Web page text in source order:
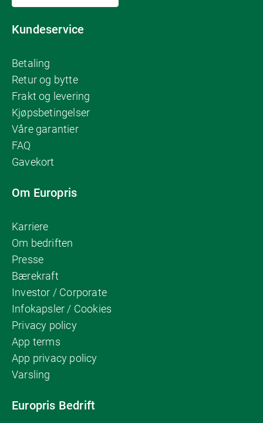
Kundeservice
Betaling
Retur og bytte
Frakt og levering
Kjøpsbetingelser
Våre garantier
FAQ
Gavekort
Om Europris
Karriere
Om bedriften
Presse
Bærekraft
Investor / Corporate
Infokapsler / Cookies
Privacy policy
App terms
App privacy policy
Varsling
Europris Bedrift